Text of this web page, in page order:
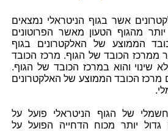
אשר בגוף הניטראלי נמצאים
מהגוף הטעון מאשר הפרוטונים
הממוצע של האלקטרונים בגוף
ממרכז הכובד של הגוף. מרכז הכובד
שינוי והוא במרכז הכובד של הגוף.
מרכז הכובד הממוצע של האלקטרונים
של הגוף הניטראלי פועל על
גדול יותר מכוח הדחייה הפועל על